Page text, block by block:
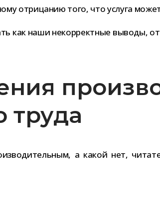
отри­ца­нию того, что услуга
как наши некор­рект­ные выводы,
труда
а какой нет,